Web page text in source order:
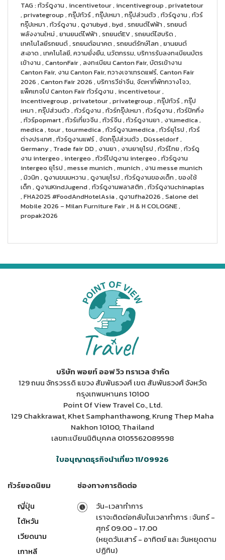
TAG : ทัวร์ดูงาน , incentivetour , incentivegroup , privatetour
, privategroup , กรุ๊ปทัวร์ , กรุ๊ปเหมา , กรุ๊ปส่วนตัว , ทัวร์ดูงาน , ทัวร์
กรุ๊ปเหมา , ทัวร์ดูงาน , ดูงานbyd , byd , รถยนต์ไฟฟ้า , รถยนต์
พลังงานใหม่ , ยานยนต์ไฟฟ้า , รถยนต์EV , รถยนต์ไฮบริด ,
เทคโนโลยีรถยนต์ , รถยนต์อนาคต , รถยนต์รักษ์โลก , ยานยนต์
สะอาด , เทคโนโลยี, ความยั่งยืน, นวัตกรรม, บริการรับลงทะเบียนบัตร
เข้างาน , CantonFair , ลงทะเบียน Canton Fair, บัตรเข้างาน
Canton Fair, งาน Canton Fair, กวางเจาเทรดแฟร์, Canton Fair
2026 , Canton Fair 2026 , บริการวีซ่าจีน, จัดหาที่พักกวางโจว,
แพ็คเกจไป Canton Fair ทัวร์ดูงาน , incentivetour ,
incentivegroup , privatetour , privategroup , กรุ๊ปทัวร์ , กรุ๊ป
เหมา , กรุ๊ปส่วนตัว , ทัวร์ดูงาน , ทัวร์กรุ๊ปเหมา , ทัวร์ดูงาน , ทัวร์ปักกิ่ง
, ทัวร์popmart , ทัวร์เที่ยวจีน , ทัวร์จีน , ทัวร์ดูงานยา , งานmedica ,
medica , tour , tourmedica , ทัวร์ดูงานmedica , ทัวร์ยุโรป , ทัวร์
ต่างประเทศ , ทัวร์ดูงานแฟร์ , จัดกรุ๊ปส่วนตัว , Düsseldorf ,
Germany , Trade fair DD , งานยา , งานยายุโรป , ทัวร์ไทย , ทัวร์ดู
งาน intergeo , intergeo , ทัวร์ไปดูงาน intergeo , ทัวร์ดูงาน
intergeo ยุโรป , messe munich , munich , งาน messe munich
, มิวนิก , ดูงานขนมหวาน , ดูงานยุโรป , ทัวร์ดูงานของเด็ก , ของใช้
เด็ก , ดูงานKindJugend , ทัวร์ดูงานพลาสติก , ทัวร์ดูงานchinaplas
, FHA2025 #FoodAndHotelAsia , ดูงานfha2026 , Salone del
Mobile 2026 – Milan Furniture Fair , H & H COLOGNE ,
propak2026
บริษัท พอยท์ ออฟ วิว ทราเวล จำกัด
129 ถนน จักรวรรดิ แขวง สัมพันธวงศ์ เขต สัมพันธวงศ์ จังหวัด
กรุงเทพมหานคร 10100
Point Of View Travel Co., Ltd.
129 Chakkrawat, Khet Samphanthawong, Krung Thep Maha
Nakhon 10100, Thailand
เลขทะเบียนนิติบุคคล 0105562089598
ใบอนุญาตธุรกิจนำเที่ยว 11/09926
ทัวร์ยอดนิยม
ญี่ปุ่น
ไต้หวัน
เวียดนาม
เกาหลี
ช่องทางการติดต่อ
วัน-เวลาทำการ
เราจะติดต่อกลับในเวลาทำการ : จันทร์ -
ศุกร์ 09.00 - 17.00
(หยุดวันเสาร์ - อาทิตย์ และ วันหยุดตาม
ปฏิทิน)